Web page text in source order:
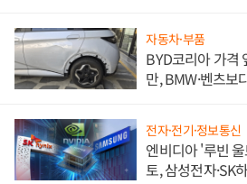
자동차·부품
BYD코리아 가격
만, BMW·벤츠보
전자·전기·정보통신
엔비디아 '루빈
토, 삼성전자·SK